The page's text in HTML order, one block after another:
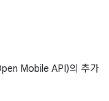
Mobile API)의 추가